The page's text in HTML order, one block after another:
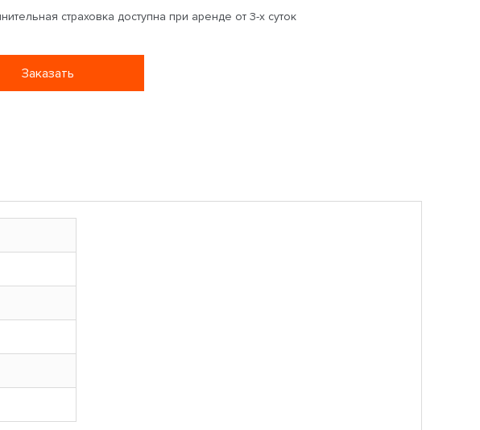
страховка доступна при аренде от 3-х суток
Заказать